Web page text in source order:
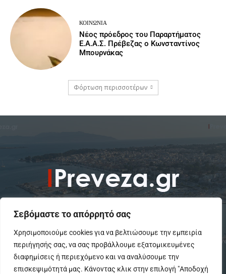
Σεβόμαστε το απόρρητό σας
Χρησιμοποιούμε cookies για να βελτιώσουμε την εμπειρία
περιήγησής σας, να σας προβάλλουμε εξατομικευμένες
διαφημίσεις ή περιεχόμενο και να αναλύσουμε την
επισκεψιμότητά μας. Κάνοντας κλικ στην επιλογή "Αποδοχή
ΚΟΙΝΩΝΙΑ
Νέος πρόεδρος του Παραρτήματος
Ε.Α.Α.Σ. Πρέβεζας ο Κωνσταντίνος
Μπουρνάκας
Φόρτωση περισσοτέρων
To IPreveza.gr είναι μια σύγχρονη ενημερωτική ιστοσελίδα για την
Πρέβεζα, Πάργα, Φιλιππιάδα και την Ήπειρο σε θέματα Κοινωνικά,
Πολιτικά, Αθλητικά και Πολιτιστικά.